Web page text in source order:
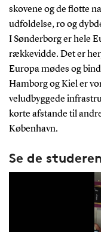
skovene og de flotte
udfoldelse, ro og
I Sønderborg er hele
rækkevidde. Det er
Europa mødes og
Hamborg og Kiel er
veludbyggede
korte afstande til
København.
Se de